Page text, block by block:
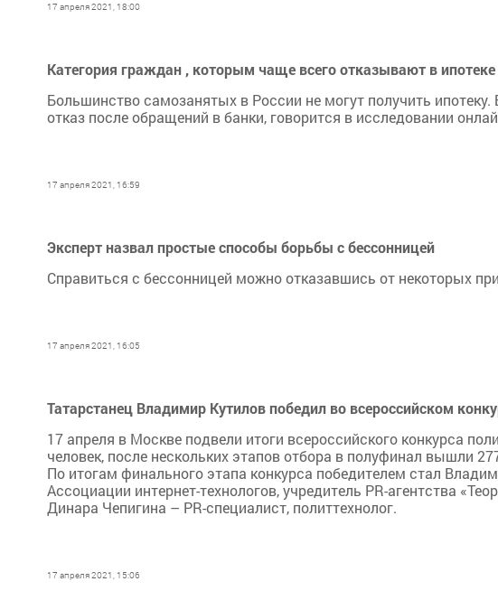
17 апреля 2021, 18:00
Категория граждан , которым чаще всего отказывают в ипотеке
Большинство самозанятых в России не могут получить
отказ после обращений в банки, говорится в исследовании
17 апреля 2021, 16:59
Эксперт назвал простые способы борьбы с бессонницей
Справиться с бессонницей можно отказавшись от некоторых
17 апреля 2021, 16:05
Татарстанец Владимир Кутилов победил во всероссийском
17 апреля в Москве подвели итоги всероссийского конкурса
человек, после нескольких этапов отбора в полуфинал вышли
По итогам финального этапа конкурса победителем стал
Ассоциации интернет-технологов, учредитель PR-агентства
Динара Чепигина – PR-специалист, политтехнолог.
17 апреля 2021, 15:06